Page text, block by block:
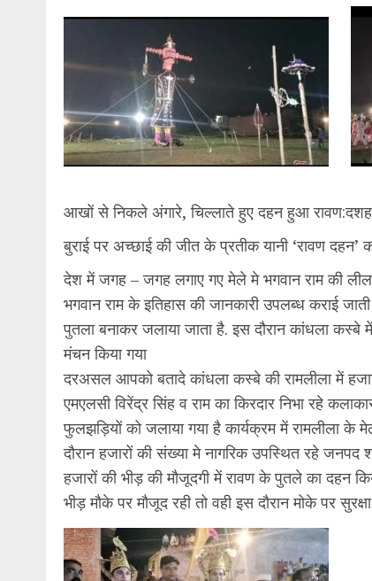
आखों से निकले अंगारे, चिल्लाते हुए दहन हुआ
बुराई पर अच्छाई की जीत के प्रतीक यानी ‘रावण दहन’
देश में जगह – जगह लगाए गए मेले मे भगवान राम की
भगवान राम के इतिहास की जानकारी उपलब्ध कराई
पुतला बनाकर जलाया जाता है. इस दौरान कांधला कस्बे
मंचन किया गया
दरअसल आपको बतादे कांधला कस्बे की रामलीला में
एमएलसी विरेंद्र सिंह व राम का किरदार निभा रहे
फुलझड़ियों को जलाया गया है कार्यक्रम में रामलीला के
दौरान हजारों की संख्या मे नागरिक उपस्थित रहे जनपद
हजारों की भीड़ की मौजूदगी में रावण के पुतले का दहन
भीड़ मौके पर मौजूद रही तो वही इस दौरान मोके पर